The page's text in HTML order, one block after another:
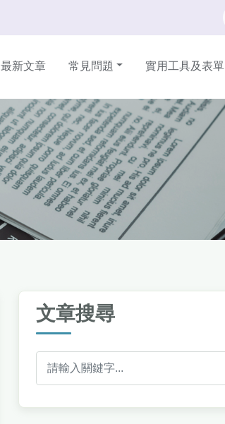
最新文章 常見問題 實用工具及表單
文章搜尋